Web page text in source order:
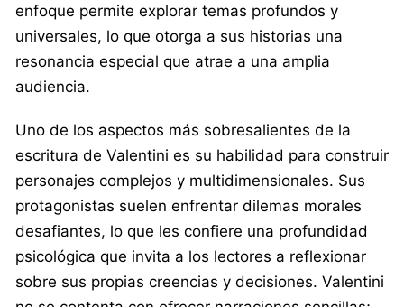
enfoque permite explorar temas profundos y
universales, lo que otorga a sus historias una
resonancia especial que atrae a una amplia
audiencia.
Uno de los aspectos más sobresalientes de la
escritura de Valentini es su habilidad para construir
personajes complejos y multidimensionales. Sus
protagonistas suelen enfrentar dilemas morales
desafiantes, lo que les confiere una profundidad
psicológica que invita a los lectores a reflexionar
sobre sus propias creencias y decisiones. Valentini